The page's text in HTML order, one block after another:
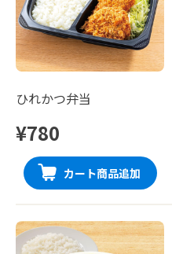
ひれかつ弁当
¥780
カート商品追加